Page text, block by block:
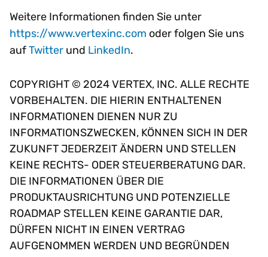
Weitere Informationen finden Sie unter
https://www.vertexinc.com oder folgen Sie uns
aufTwitter und LinkedIn.
COPYRIGHT © 2024 VERTEX, INC. ALLE RECHTE
VORBEHALTEN. DIE HIERIN ENTHALTENEN
INFORMATIONEN DIENEN NUR ZU
INFORMATIONSZWECKEN, KÖNNEN SICH IN DER
ZUKUNFT JEDERZEIT ÄNDERN UND STELLEN
KEINE RECHTS- ODER STEUERBERATUNG DAR.
DIE INFORMATIONEN ÜBER DIE
PRODUKTAUSRICHTUNG UND POTENZIELLE
ROADMAP STELLEN KEINE GARANTIE DAR,
DÜRFEN NICHT IN EINEN VERTRAG
AUFGENOMMEN WERDEN UND BEGRÜNDEN